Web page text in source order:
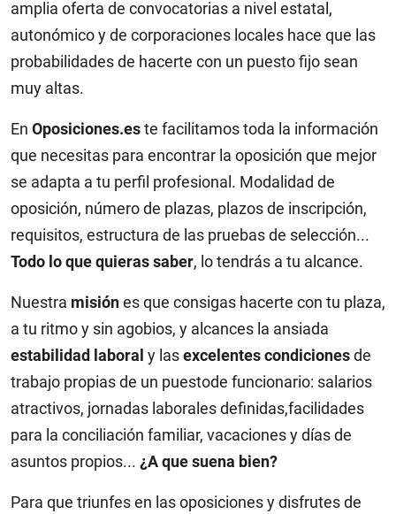
amplia oferta de convocatorias a nivel estatal,
autonómico y de corporaciones locales hace que las
probabilidades de hacerte con un puesto fijo sean
muy altas.
En Oposiciones.este facilitamos toda la información
que necesitas para encontrar la oposición que mejor
se adapta a tu perfil profesional. Modalidad de
oposición, número de plazas, plazos de inscripción,
requisitos, estructura de las pruebas de selección...
Todo lo que quieras saber, lo tendrás a tu alcance.
Nuestra misiónes que consigas hacerte con tu plaza,
a tu ritmo y sin agobios, y alcances la ansiada
estabilidad laboral y lasexcelentes condicionesde
trabajo propias de un puestode funcionario: salarios
atractivos, jornadas laborales definidas,facilidades
para la conciliación familiar, vacaciones y días de
asuntos propios... ¿A que suena bien?
Para que triunfes en las oposiciones y disfrutes de